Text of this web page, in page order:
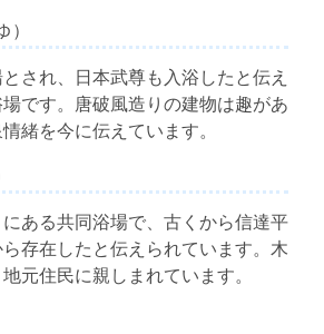
され、日本武尊も入浴したと伝え
です。唐破風造りの建物は趣があ
緒を今に伝えています。
ある共同浴場で、古くから信達平
存在したと伝えられています。木
元住民に親しまれています。